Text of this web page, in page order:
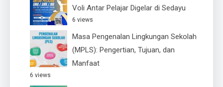
Voli Antar Pelajar Digelar di Sedayu
6 views
Masa Pengenalan Lingkungan Sekolah
(MPLS): Pengertian, Tujuan, dan
Manfaat
6 views